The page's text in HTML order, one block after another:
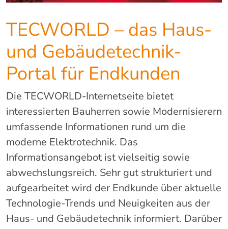
TECWORLD – das Haus-
und Gebäudetechnik-
Portal für Endkunden
Die TECWORLD-Internetseite bietet
interessierten Bauherren sowie Modernisierern
umfassende Informationen rund um die
moderne Elektrotechnik. Das
Informationsangebot ist vielseitig sowie
abwechslungsreich. Sehr gut strukturiert und
aufgearbeitet wird der Endkunde über aktuelle
Technologie-Trends und Neuigkeiten aus der
Haus- und Gebäudetechnik informiert. Darüber